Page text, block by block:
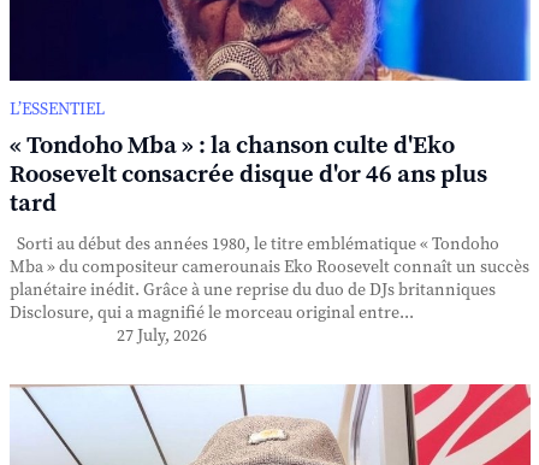
L’ESSENTIEL
« Tondoho Mba » : la chanson culte d'Eko
Roosevelt consacrée disque d'or 46 ans plus
tard
Sorti au début des années 1980, le titre emblématique « Tondoho
Mba » du compositeur camerounais Eko Roosevelt connaît un succès
planétaire inédit. Grâce à une reprise du duo de DJs britanniques
Disclosure, qui a magnifié le morceau original entre...
27 July, 2026